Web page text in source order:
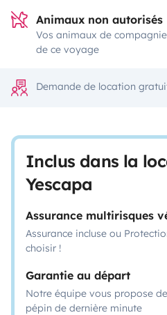
Animaux non autorisés
Vos animaux de
de ce voyage
Demande de location
Inclus dans la
Yescapa
Assurance multirisques
Assurance incluse ou
choisir !
Garantie au départ
Notre équipe vous propose
pépin de dernière minute